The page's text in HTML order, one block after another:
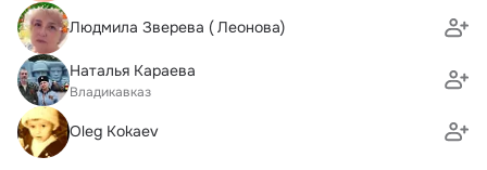
Людмила Зверева ( Леонова)
Наталья Караева
Владикавказ
Oleg Kokaev